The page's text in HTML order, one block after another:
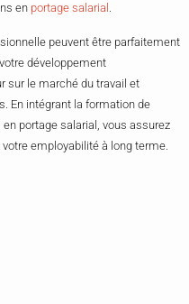
en portage salarial .
peuvent être parfaitement
développement
sur le marché du travail et
En intégrant la formation de
portage salarial, vous assurez
employabilité à long terme.